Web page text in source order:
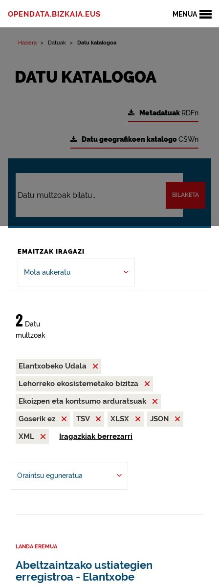
MENUA
OPENDATA.BIZKAIA.EUS
Hasiera Datuak Datu katalogoa
DATU KATALOGOA
Metadatuak RDFn
Datu geografikoen katalogoCSWn
BILAKETA
EMAITZAK IRAGAZI
Mota aukeratu
2 Datu
multzoak
Elantxobeko Udala
Lehorreko ekosistemetako bizitza
Ekoizpen eta kontsumo arduratsuak
Goserik ez
TSV XLSX
JSON
XML
Iragazkiak berrezarri
Oraintsu eguneratua
LANDA EREMUA
Abeltzaintzako ustiategien
erregistroa - Elantxobe